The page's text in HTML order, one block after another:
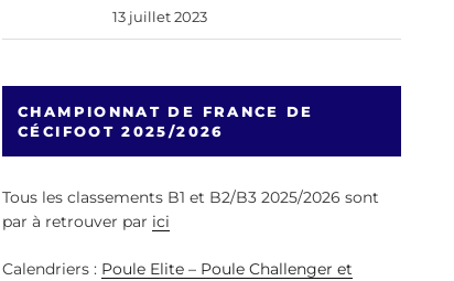
13 juillet 2023
CHAMPIONNAT DE FRANCE DE
CÉCIFOOT 2025/2026
Tous les classements B1 et B2/B3 2025/2026 sont
par à retrouver par ici
Calendriers : Poule Elite – Poule Challenger et